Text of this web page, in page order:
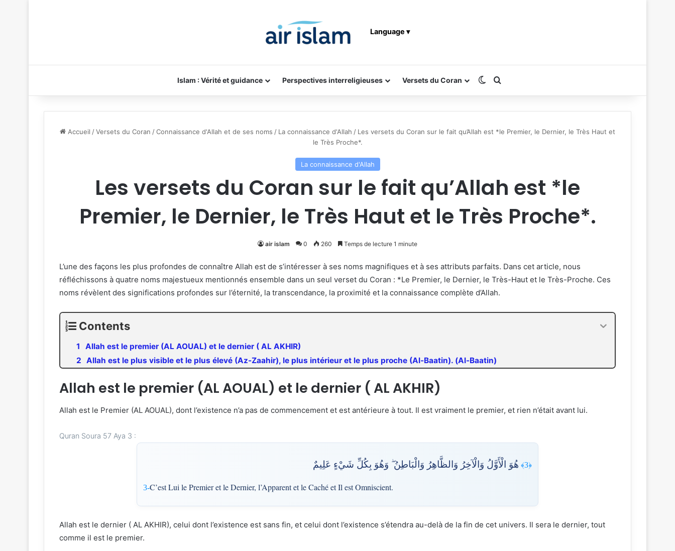
Language ▾
Islam : Vérité et guidance Perspectives interreligieuses Versets du Coran Switch skin
Accueil /Versets du Coran /Connaissance d'Allah et de ses noms / La connaissance d'Allah / Les versets du Coran sur le fait qu’Allah est *le Premier, le Dernier, le Très Haut et
le Très Proche*.
La connaissance d'Allah
Les versets du Coran sur le fait qu’Allah est *le
Premier, le Dernier, le Très Haut et le Très Proche*.
air islam 0 260 Temps de lecture 1 minute
L’une des façons les plus profondes de connaître Allah est de s’intéresser à ses noms magnifiques et à ses attributs parfaits. Dans cet article, nous
réfléchissons à quatre noms majestueux mentionnés ensemble dans un seul verset du Coran : *Le Premier, le Dernier, le Très-Haut et le Très-Proche. Ces
noms révèlent des significations profondes sur l’éternité, la transcendance, la proximité et la connaissance complète d’Allah.
Contents
Allah est le premier (AL AOUAL) et le dernier ( AL AKHIR)
Allah est le plus visible et le plus élevé (Az-Zaahir), le plus intérieur et le plus proche (Al-Baatin). (Al-Baatin)
Allah est le premier (AL AOUAL) et le dernier ( AL AKHIR)
Allah est le Premier (AL AOUAL), dont l’existence n’a pas de commencement et est antérieure à tout. Il est vraiment le premier, et rien n’était avant lui.
Quran Soura 57 Aya 3 :
﴿3﴾ هُوَ الْأَوَّلُ وَالْآخِرُ وَالظَّاهِرُ وَالْبَاطِنُ ۖ وَهُوَ بِكُلِّ شَيْءٍ عَلِيمٌ
3-C’est Lui le Premier et le Dernier, l’Apparent et le Caché et Il est Omniscient.
Allah est le dernier ( AL AKHIR), celui dont l’existence est sans fin, et celui dont l’existence s’étendra au-delà de la fin de cet univers. Il sera le dernier, tout
comme il est le premier.